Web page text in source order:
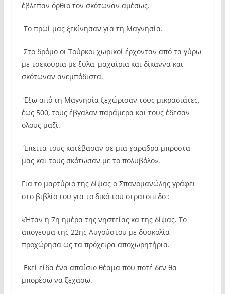
έβλεπαν όρθιο τον σκότωναν αμέσως.
Το πρωί μας ξεκίνησαν για τη Μαγνησία.
Στο δρόμο οι Τούρκοι χωρικοί έρχονταν από τα γύρω
με τσεκούρια με ξύλα, μαχαίρια και δίκαννα και
σκότωναν ανεμπόδιστα.
Έξω από τη Μαγνησία ξεχώρισαν τους μικρασιάτες,
έως 500, τους έβγαλαν παράμερα και τους έδεσαν
όλους μαζί.
Έπειτα τους κατέβασαν σε μια χαράδρα μπροστά
μας και τους σκότωσαν με το πολυβόλο».
Για το μαρτύριο της δίψας ο Σπανομανώλης γράφει
στο βιβλίο του για το δικό του στρατόπεδο :
«Ήταν η 7η ημέρα της νηστείας κα της δίψας. Το
απόγευμα της 22ης Αυγούστου με δυσκολία
προχώρησα ως τα πρόχειρα αποχωρητήρια.
Εκεί είδα ένα απαίσιο θέαμα που ποτέ δεν θα
μπορέσω να ξεχάσω.